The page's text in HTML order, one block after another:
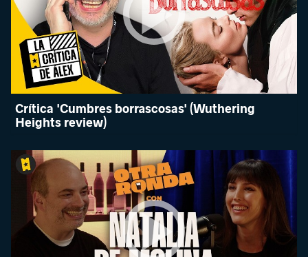
Crítica 'Cumbres borrascosas' (Wuthering
Heights review)